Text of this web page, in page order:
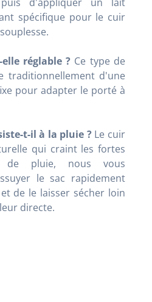
spécifique pour le cuir
réglable ? Ce type de
traditionnellement d'une
pour adapter le porté à
t-il à la pluie ?Le cuir
qui craint les fortes
de pluie, nous vous
le sac rapidement
de le laisser sécher loin
directe.